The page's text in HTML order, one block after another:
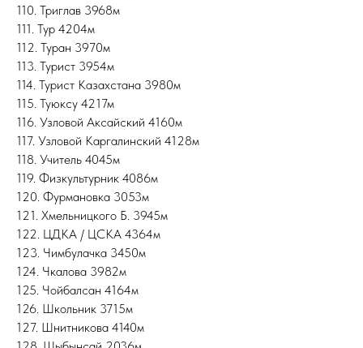
110. Триглав 3968м
111. Тур 4204м
112. Туран 3970м
113. Турист 3954м
114. Турист Казахстана 3980м
115. Туюксу 4217м
116. Узловой Аксайский 4160м
117. Узловой Каргалинский 4128м
118. Учитель 4045м
119. Физкультурник 4086м
120. Фурмановка 3053м
121. Хмельницкого Б. 3945м
122. ЦДКА / ЦСКА 4364м
123. Чимбулачка 3450м
124. Чкалова 3982м
125. Чойбалсан 4164м
126. Школьник 3715м
127. Шнитникова 4140м